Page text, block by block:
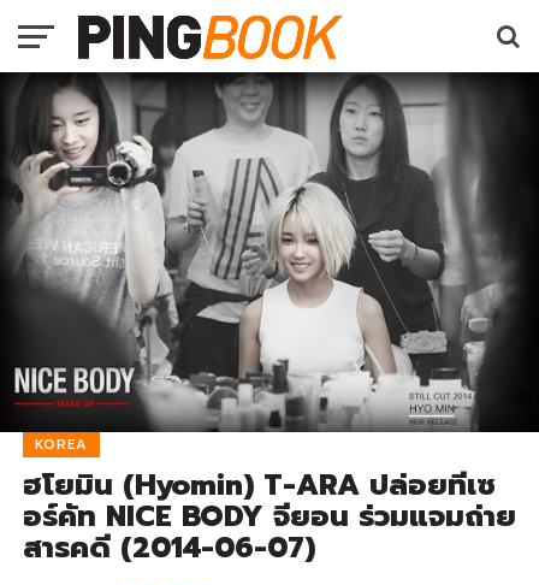
KOREA
ฮโยมิน (Hyomin) T-ARA ปล่อยทีเซ
อร์คัท NICE BODY จียอน ร่วมแจมถ่าย
สารคดี (2014-06-07)